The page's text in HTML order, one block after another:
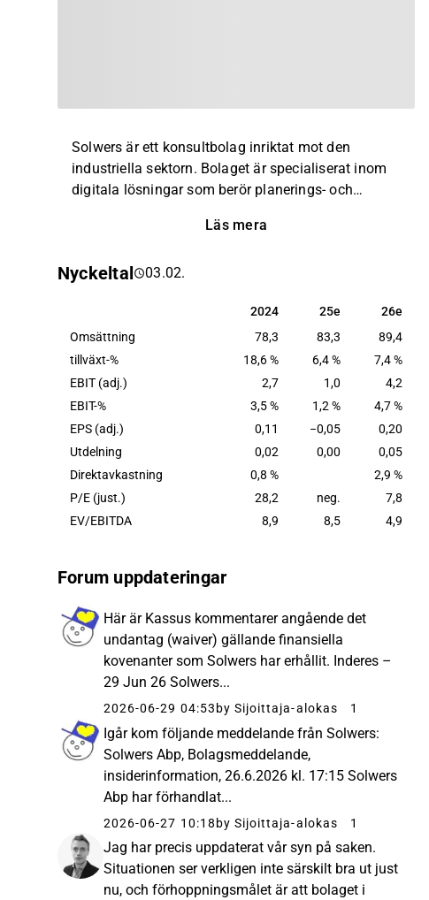
Solwers är ett konsultbolag inriktat mot den
industriella sektorn. Bolaget är specialiserat inom
digitala lösningar som berör planerings- och
tjänster inkluderar arkitektur, teknisk konsultation,
samt digitala lösningar. Kunderna finns inom ett
medelstora företagskunder. Verksamhet återfinns
runtom den globala marknaden, med störst närvaro
inom Norden.
Läs mera
Nyckeltal 03.02.
2024 25e 26e
2024 25e
26e
Omsättning
78,3 83,3
89,4
tillväxt-%
18,6 % 6,4 %
7,4 %
EBIT (adj.)
2,7 1,0
4,2
EBIT-%
3,5 % 1,2 %
4,7 %
EPS (adj.)
0,11 −0,05
0,20
Utdelning
0,02 0,00
0,05
Direktavkastning
0,8 %
2,9 %
P/E (just.)
28,2 neg.
7,8
EV/EBITDA
8,9 8,5 4,9
Forum uppdateringar
Här är Kassus kommentarer angående det
undantag (waiver) gällande finansiella
kovenanter som Solwers har erhållit. Inderes –
29 Jun 26 Solwers...
2026-06-29 04:53 by Sijoittaja-alokas 1
Igår kom följande meddelande från Solwers:
Solwers Abp, Bolagsmeddelande,
insiderinformation, 26.6.2026 kl. 17:15 Solwers
Abp har förhandlat...
2026-06-27 10:18 by Sijoittaja-alokas 1
Jag har precis uppdaterat vår syn på saken.
Situationen ser verkligen inte särskilt bra ut just
nu, och förhoppningsmålet är att bolaget i